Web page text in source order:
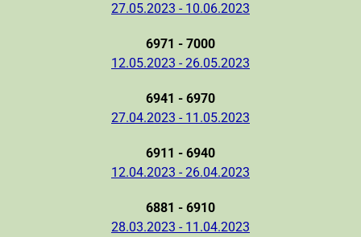
27.05.2023 - 10.06.2023
6971 - 7000
12.05.2023 - 26.05.2023
6941 - 6970
27.04.2023 - 11.05.2023
6911 - 6940
12.04.2023 - 26.04.2023
6881 - 6910
28.03.2023 - 11.04.2023